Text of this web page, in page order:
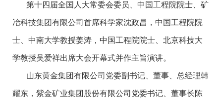
第十四届全国人大常委会委员、中国工程院院士、矿
冶科技集团有限公司首席科学家沈政昌，中国工程院院
士、中南大学教授姜涛，中国工程院院士、北京科技大
学教授吴爱祥出席大会开幕式并作主旨演讲。
山东黄金集团有限公司党委副书记、董事、总经理韩
耀东，紫金矿业集团股份有限公司党委书记、董事长陈